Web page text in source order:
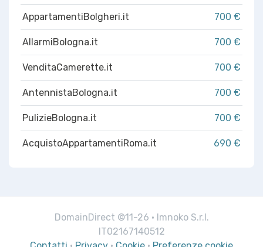
AppartamentiBolgheri.it 700 €
AllarmiBologna.it 700 €
VenditaCamerette.it 700 €
AntennistaBologna.it 700 €
PulizieBologna.it 700 €
AcquistoAppartamentiRoma.it 690 €
DomainDirect ©11-26 · Imnoko S.r.l.
IT02167140512